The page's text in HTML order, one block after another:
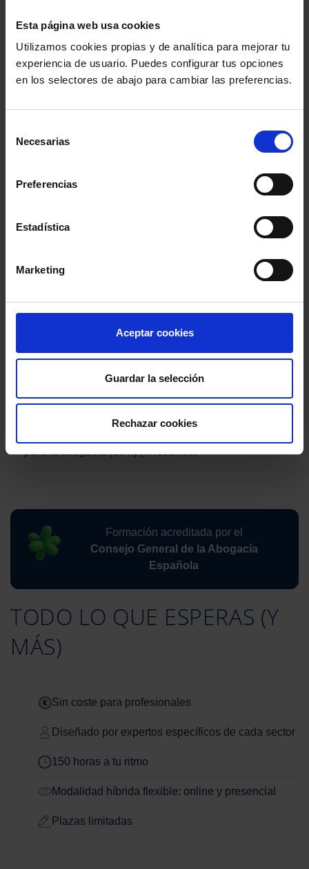
Esta página web usa cookies
Utilizamos cookies propias y de analítica para mejorar tu
experiencia de usuario. Puedes configurar tus opciones
en los selectores de abajo para cambiar las preferencias.
Necesarias
Preferencias
Estadística
Marketing
Aceptar cookies
Guardar la selección
Rechazar cookies
Sedes electrónicas de la AGE, uso y representación (10
h)
Utilización del Blockchain en la profesión de la
la abogacía (10 h)
Aplicaciones de la IA en el sector de la abogacía (10 h)
Ciberseguridad en el ejercicio profesional de la
Plataformas telemáticas europeas (10 h) | Webinar
para la abogacía (20 h) | Presencial
Formación acreditada por el
Consejo General de la Abogacía
Española
TODO LO QUE ESPERAS (Y
MÁS)
Sin coste para profesionales
Diseñado por expertos específicos de cada sector
150 horas a tu ritmo
Modalidad híbrida flexible: online y presencial
Plazas limitadas